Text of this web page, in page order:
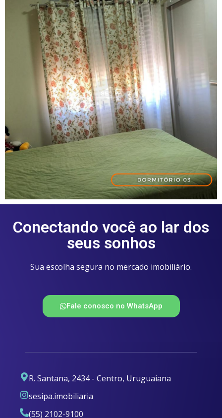
Conectando você ao lar dos
seus sonhos
Sua escolha segura no mercado imobiliário.
Fale conosco no WhatsApp
R. Santana, 2434 - Centro, Uruguaiana
sesipa.imobiliaria
(55) 2102-9100